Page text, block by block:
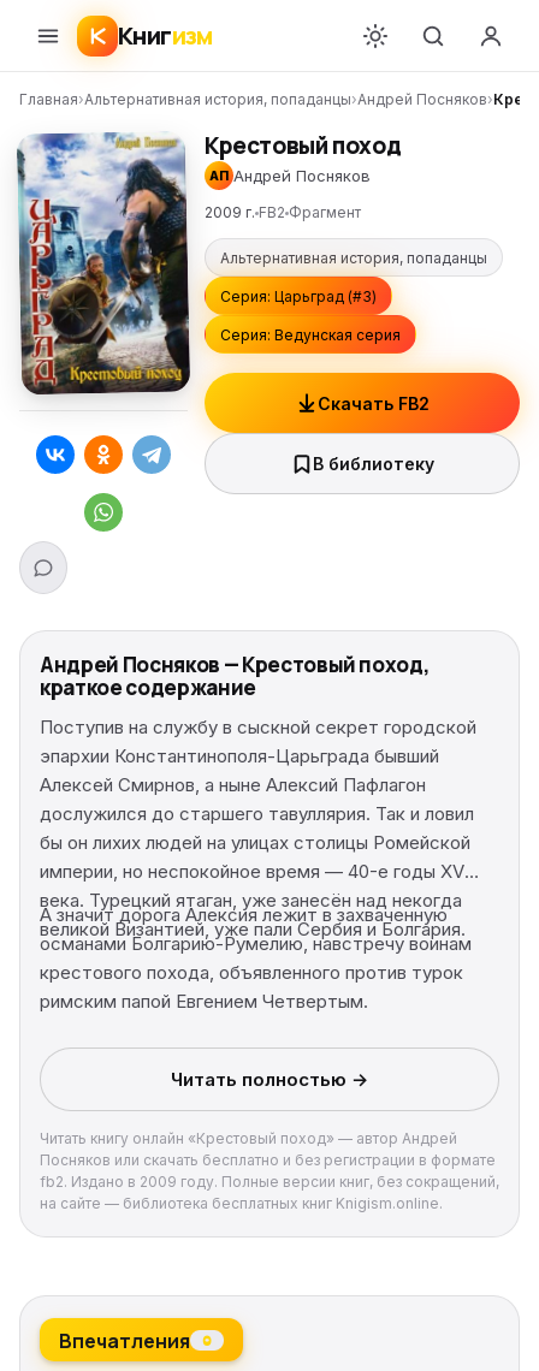
Книгизм
Главная›Альтернативная история, попаданцы›Андрей Посняков›
Крестовый поход
АП Андрей Посняков
2009 г. FB2 Фрагмент
Альтернативная история, попаданцы
Серия: Царьград (#3)
Серия: Ведунская серия
Скачать FB2
В библиотеку
Андрей Посняков — Крестовый поход,
краткое содержание
Поступив на службу в сыскной секрет городской
эпархии Константинополя-Царьграда бывший
Алексей Смирнов, а ныне Алексий Пафлагон
дослужился до старшего тавуллярия. Так и ловил
бы он лихих людей на улицах столицы Ромейской
империи, но неспокойное время — 40-е годы XV
века. Турецкий ятаган, уже занесён над некогда
великой Византией, уже пали Сербия и Болгария.
А значит дорога Алексия лежит в захваченную
османами Болгарию-Румелию, навстречу воинам
крестового похода, объявленного против турок
римским папой Евгением Четвертым.
Читать полностью →
Читать книгу онлайн «Крестовый поход» — автор Андрей
Посняков или скачать бесплатно и без регистрации в формате
fb2. Издано в 2009 году. Полные версии книг, без сокращений,
на сайте — библиотека бесплатных книг Knigism.online.
Впечатления 0